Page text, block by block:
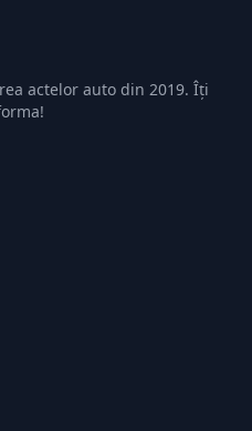
actelor auto din 2019. Îți